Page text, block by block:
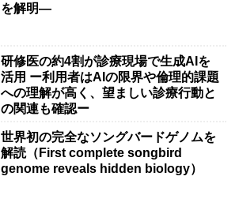
を解明―
研修医の約4割が診療現場で生成AIを
活用 ー利用者はAIの限界や倫理的課題
への理解が高く、望ましい診療行動と
の関連も確認ー
世界初の完全なソングバードゲノムを
解読（First complete songbird
genome reveals hidden biology）